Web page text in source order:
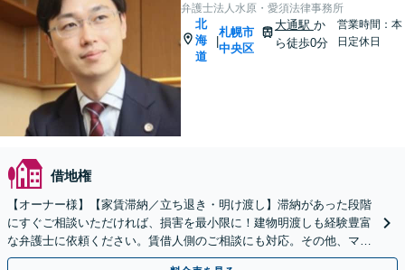
弁護士法人水原・愛須法律事務所
北
海
道
|
札幌市
中央区
大通駅 か
ら徒歩0分
営業時間：本
日定休日
借地権
【オーナー様】【家賃滞納／立ち退き・明け渡し】滞納があった段階
にすぐご相談いただければ、損害を最小限に！建物明渡しも経験豊富
な弁護士に依頼ください。賃借人側のご相談にも対応。その他、マン
ション問題の経験豊富。【地下鉄大通駅から直結ビル】